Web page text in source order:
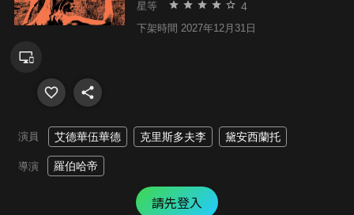
星等 4
下架時間 2027年12月31日
演員 艾德華伍華德 克里斯多夫李 黛安西蘭托
導演 羅伯哈帝
請先登入